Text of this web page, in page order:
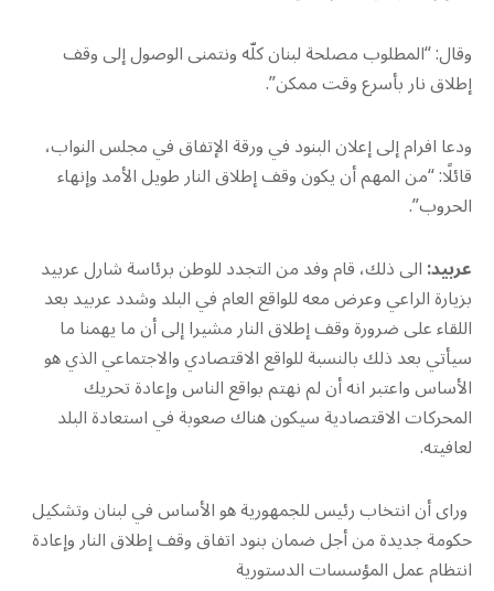
وقال: “المطلوب مصلحة لبنان كلّه ونتمنى الوصول إلى وقف
إطلاق نار بأسرع وقت ممكن”.
ودعا افرام إلى إعلان البنود في ورقة الإتفاق في مجلس النواب،
قائلًا: “من المهم أن يكون وقف إطلاق النار طويل الأمد وإنهاء
الحروب”.
عربيد:الى ذلك، قام وفد من التجدد للوطن برئاسة شارل عربيد
بزيارة الراعي وعرض معه للواقع العام في البلد وشدد عربيد بعد
اللقاء على ضرورة وقف إطلاق النار مشيرا إلى أن ما يهمنا ما
سيأتي بعد ذلك بالنسبة للواقع الاقتصادي والاجتماعي الذي هو
الأساس واعتبر انه أن لم نهتم بواقع الناس وإعادة تحريك
المحركات الاقتصادية سيكون هناك صعوبة في استعادة البلد
لعافيته.
وراى أن انتخاب رئيس للجمهورية هو الأساس في لبنان وتشكيل
حكومة جديدة من أجل ضمان بنود اتفاق وقف إطلاق النار وإعادة
انتظام عمل المؤسسات الدستورية